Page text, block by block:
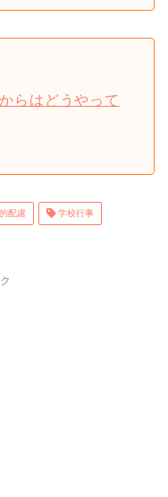
らはどうやって
配慮 学校行事